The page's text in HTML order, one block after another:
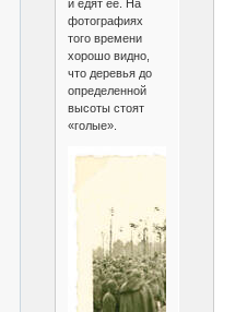
и едят ее. На
фотографиях
того времени
хорошо видно,
что деревья до
определенной
высоты стоят
«голые».